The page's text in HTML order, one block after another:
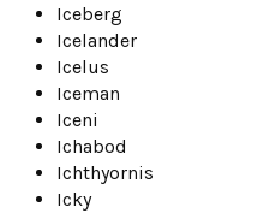
Iceberg
Icelander
Icelus
Iceman
Iceni
Ichabod
Ichthyornis
Icky